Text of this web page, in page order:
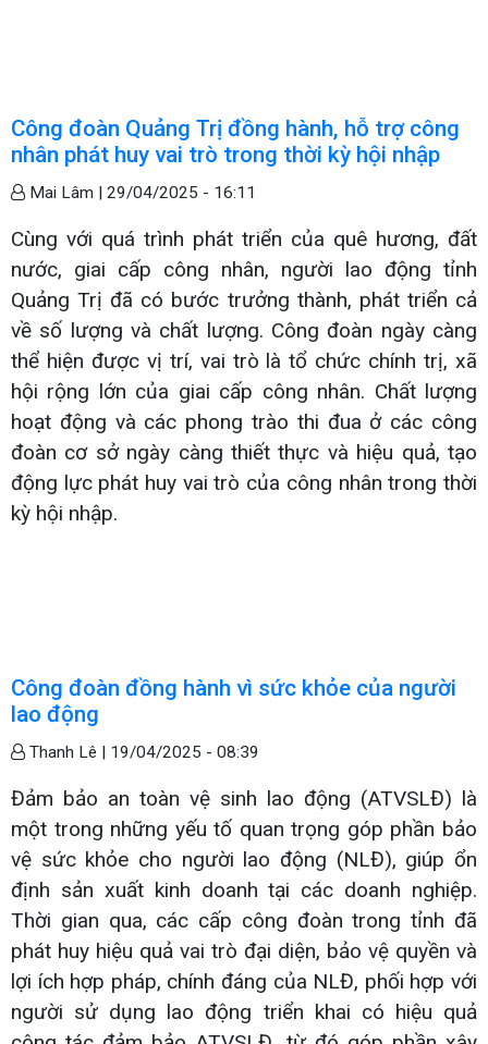
Công đoàn Quảng Trị đồng hành, hỗ trợ công
nhân phát huy vai trò trong thời kỳ hội nhập
Mai Lâm | 29/04/2025 - 16:11
Cùng với quá trình phát triển của quê hương, đất
nước, giai cấp công nhân, người lao động tỉnh
Quảng Trị đã có bước trưởng thành, phát triển cả
về số lượng và chất lượng. Công đoàn ngày càng
thể hiện được vị trí, vai trò là tổ chức chính trị, xã
hội rộng lớn của giai cấp công nhân. Chất lượng
hoạt động và các phong trào thi đua ở các công
đoàn cơ sở ngày càng thiết thực và hiệu quả, tạo
động lực phát huy vai trò của công nhân trong thời
kỳ hội nhập.
Công đoàn đồng hành vì sức khỏe của người
lao động
Thanh Lê | 19/04/2025 - 08:39
Đảm bảo an toàn vệ sinh lao động (ATVSLĐ) là
một trong những yếu tố quan trọng góp phần bảo
vệ sức khỏe cho người lao động (NLĐ), giúp ổn
định sản xuất kinh doanh tại các doanh nghiệp.
Thời gian qua, các cấp công đoàn trong tỉnh đã
phát huy hiệu quả vai trò đại diện, bảo vệ quyền và
lợi ích hợp pháp, chính đáng của NLĐ, phối hợp với
người sử dụng lao động triển khai có hiệu quả